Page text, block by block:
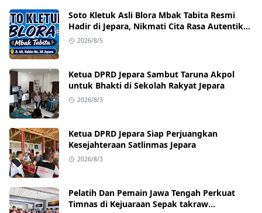
Soto Kletuk Asli Blora Mbak Tabita Resmi
Hadir di Jepara, Nikmati Cita Rasa Autentik
Mulai Rp10 Ribu
2026/8/5
Ketua DPRD Jepara Sambut Taruna Akpol
untuk Bhakti di Sekolah Rakyat Jepara
2026/8/3
Ketua DPRD Jepara Siap Perjuangkan
Kesejahteraan Satlinmas Jepara
2026/8/3
Pelatih Dan Pemain Jawa Tengah Perkuat
Timnas di Kejuaraan Sepak takraw